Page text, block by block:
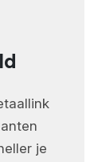
je